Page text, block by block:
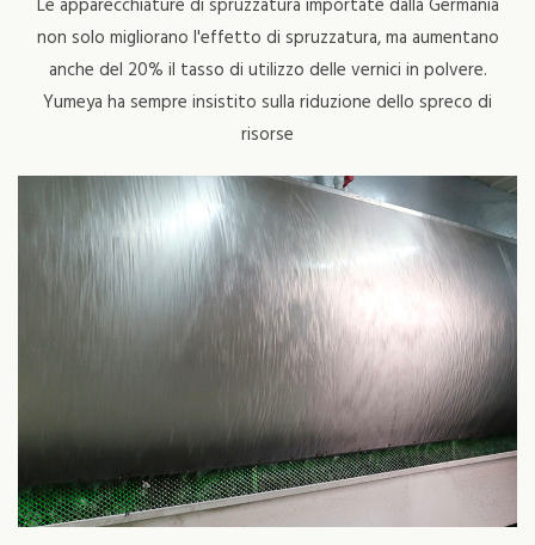
Le apparecchiature di spruzzatura importate dalla Germania
non solo migliorano l'effetto di spruzzatura, ma aumentano
anche del 20% il tasso di utilizzo delle vernici in polvere.
Yumeya ha sempre insistito sulla riduzione dello spreco di
risorse